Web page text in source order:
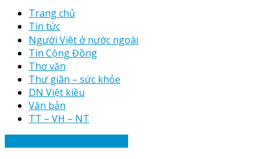
Trang chủ
Tin tức
Người Việt ở nước ngoài
Tin Cộng Đồng
Thơ văn
Thư giãn – sức khỏe
DN Việt kiều
Văn bản
TT – VH – NT